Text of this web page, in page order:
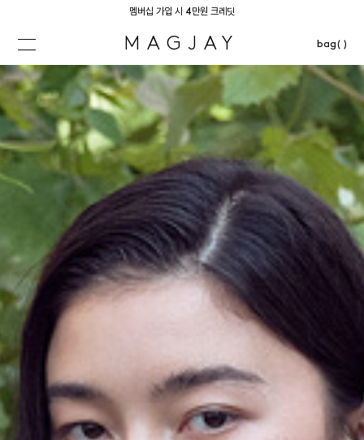
멤버십 가입 시 4만원 크레딧
MAGJAY bag( )